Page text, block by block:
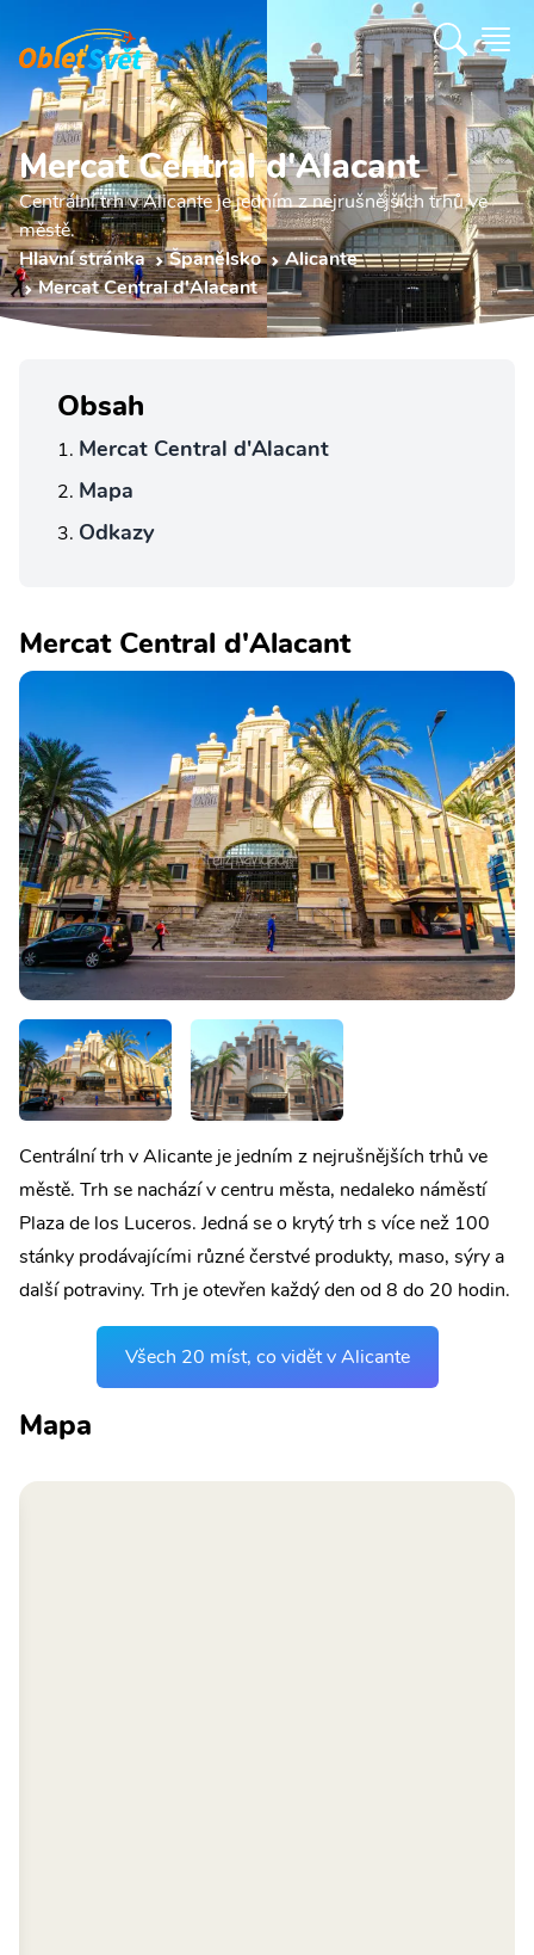
Mercat Central d'Alacant
Centrální trh v Alicante je jedním z nejrušnějších trhů ve
městě.
Hlavní stránka
Španělsko
Alicante
Mercat Central d'Alacant
Obsah
Mercat Central d'Alacant
Mapa
Odkazy
Mercat Central d'Alacant
Centrální trh v Alicante je jedním z nejrušnějších trhů ve
městě. Trh se nachází v centru města, nedaleko náměstí
Plaza de los Luceros. Jedná se o krytý trh s více než 100
stánky prodávajícími různé čerstvé produkty, maso, sýry a
další potraviny. Trh je otevřen každý den od 8 do 20 hodin.
Všech 20 míst, co vidět v Alicante
Mapa